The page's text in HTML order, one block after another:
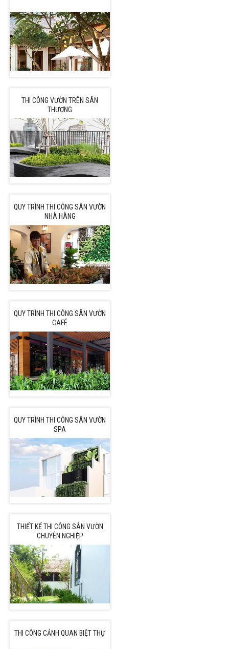
THI CÔNG VƯỜN TRÊN SÂN
THƯỢNG
QUY TRÌNH THI CÔNG SÂN VƯỜN
NHÀ HÀNG
QUY TRÌNH THI CÔNG SÂN VƯỜN
CAFÉ
QUY TRÌNH THI CÔNG SÂN VƯỜN
SPA
THIẾT KẾ THI CÔNG SÂN VƯỜN
CHUYÊN NGHIỆP
THI CÔNG CẢNH QUAN BIỆT THỰ